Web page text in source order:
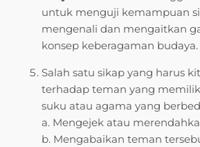
untuk menguji kemampuan
mengenali dan mengaitkan
konsep keberagaman budaya.
Salah satu sikap yang harus
terhadap teman yang
suku atau agama yang
a. Mengejek atau
b. Mengabaikan teman